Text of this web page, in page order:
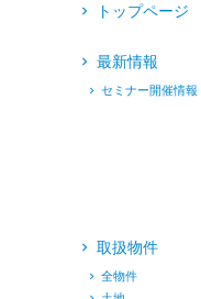
トップページ
最新情報
セミナー開催情報
取扱物件
全物件